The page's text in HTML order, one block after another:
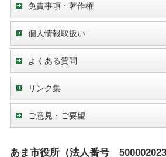
免責事項・著作権
個人情報取扱い
よくある質問
リンク集
ご意見・ご要望
あま市役所（法人番号